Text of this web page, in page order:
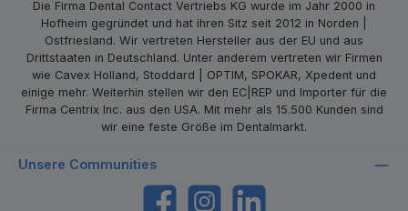
Die Firma Dental Contact Vertriebs KG wurde im Jahr 2000 in
Hofheim gegründet und hat ihren Sitz seit 2012 in Norden |
Ostfriesland. Wir vertreten Hersteller aus der EU und aus
Drittstaaten in Deutschland. Unter anderem vertreten wir Firmen
wie Cavex Holland, Stoddard | OPTIM, SPOKAR, Xpedent und
einige mehr. Weiterhin stellen wir den EC|REP und Importer für die
Firma Centrix Inc. aus den USA. Mit mehr als 15.500 Kunden sind
wir eine feste Größe im Dentalmarkt.
Unsere Communities